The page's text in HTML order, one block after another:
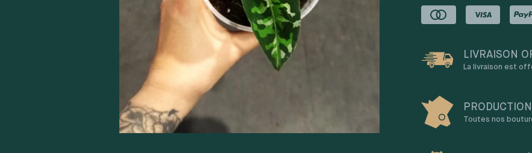
LIVRAISON
La livraison est
Toutes nos